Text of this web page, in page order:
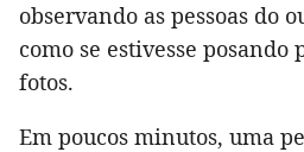
observando as pessoas do
como se estivesse posando
fotos.
Em poucos minutos, uma